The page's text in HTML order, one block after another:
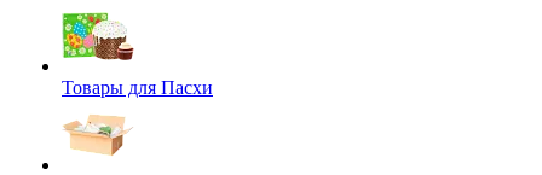
Товары для Пасхи